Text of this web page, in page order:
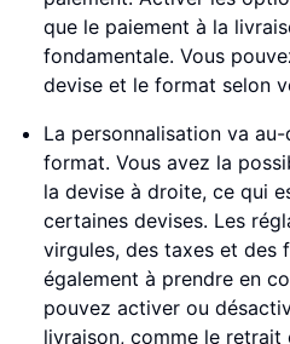
que le paiement à la
fondamentale. Vous
devise et le format selon
La personnalisation va
format. Vous avez la
la devise à droite, ce qui
certaines devises. Les
virgules, des taxes et des
également à prendre en
pouvez activer ou
livraison, comme le retrait